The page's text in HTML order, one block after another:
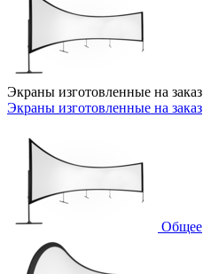
Экраны изготовленные на заказ
Экраны изготовленные на заказ
Общее